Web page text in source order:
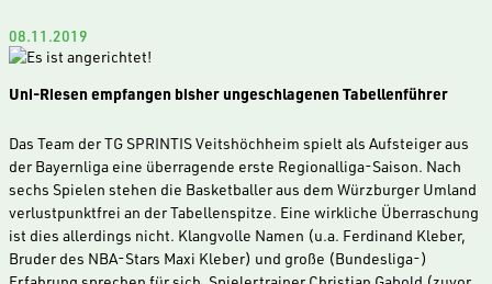
08.11.2019
Uni-Riesen empfangen bisher ungeschlagenen Tabellenführer
Das Team der TG SPRINTIS Veitshöchheim spielt als Aufsteiger aus
der Bayernliga eine überragende erste Regionalliga-Saison. Nach
sechs Spielen stehen die Basketballer aus dem Würzburger Umland
verlustpunktfrei an der Tabellenspitze. Eine wirkliche Überraschung
ist dies allerdings nicht. Klangvolle Namen (u.a. Ferdinand Kleber,
Bruder des NBA-Stars Maxi Kleber) und große (Bundesliga-)